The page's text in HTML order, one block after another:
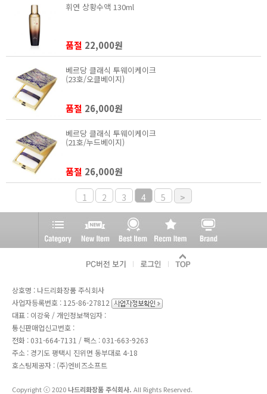
휘연 상황수액 130ml
품절 22,000원
베르당 클래식 투웨이케이크
(23호/오클베이지)
품절 26,000원
베르당 클래식 투웨이케이크
(21호/누드베이지)
품절 26,000원
1 2 3 4 5 >
상호명 : 나드리화장품 주식회사
사업자등록번호 : 125-86-27812
대표 : 이강욱 / 개인정보책임자 :
통신판매업신고번호 :
전화 : 031-664-7131 / 팩스 : 031-663-9263
주소 : 경기도 평택시 진위면 동부대로 4-18
호스팅제공자 : (주)엔비즈소프트
Copyright ⓒ 2020나드리화장품 주식회사. All Rights Reserved.